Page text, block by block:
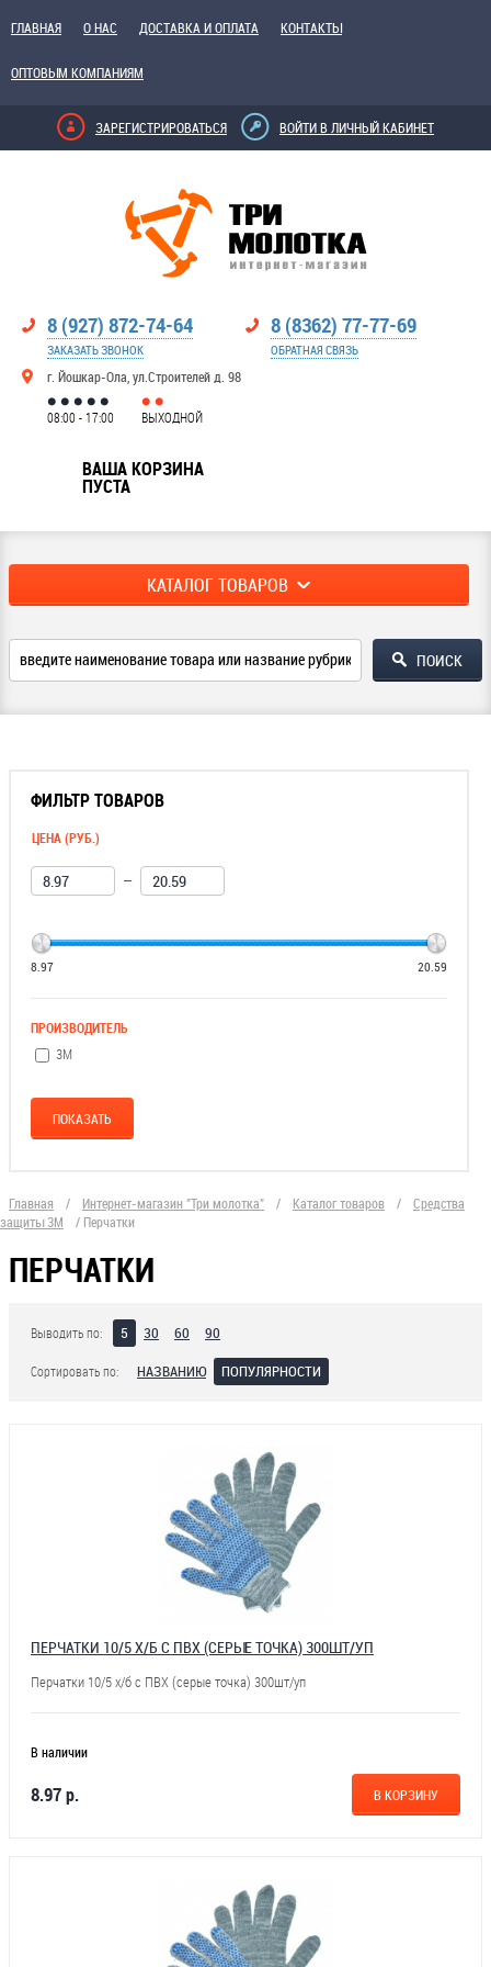
ГЛАВНАЯ О НАС ДОСТАВКА И ОПЛАТА КОНТАКТЫ
ОПТОВЫМ КОМПАНИЯМ
ЗАРЕГИСТРИРОВАТЬСЯ ВОЙТИ В ЛИЧНЫЙ КАБИНЕТ
8 (927) 872-74-64
ЗАКАЗАТЬ ЗВОНОК
г. Йошкар-Ола, ул.Строителей д. 98
8 (8362) 77-77-69
ОБРАТНАЯ СВЯЗЬ
08:00 - 17:00 ВЫХОДНОЙ
ВАША КОРЗИНА
ПУСТА
КАТАЛОГ ТОВАРОВ
ФИЛЬТР ТОВАРОВ
ЦЕНА (РУБ.)
—
8.97 20.59
ПРОИЗВОДИТЕЛЬ
3М
Главная / Интернет-магазин "Три молотка" / Каталог товаров /
Средства
защиты 3М
/ Перчатки
ПЕРЧАТКИ
Выводить по: 5 30 60 90
Сортировать по: НАЗВАНИЮ ПОПУЛЯРНОСТИ
ПЕРЧАТКИ 10/5 Х/Б С ПВХ (СЕРЫЕ ТОЧКА) 300ШТ/УП
Перчатки 10/5 х/б с ПВХ (серые точка) 300шт/уп
В наличии
8.97 р. В КОРЗИНУ